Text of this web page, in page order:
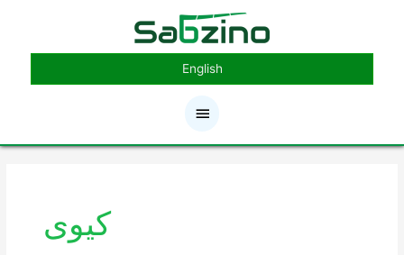
فهرست
اصلی
English
کیوی